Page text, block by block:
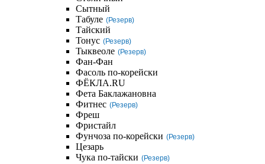
Сытный
Табуле (Резерв)
Тайский
Тонус (Резерв)
Тыквеоле (Резерв)
Фан-Фан
Фасоль по-корейски
ФЁКЛА.RU
Фета Баклажановна
Фитнес (Резерв)
Фреш
Фристайл
Фунчоза по-корейски (Резерв)
Цезарь
Чука по-тайски (Резерв)